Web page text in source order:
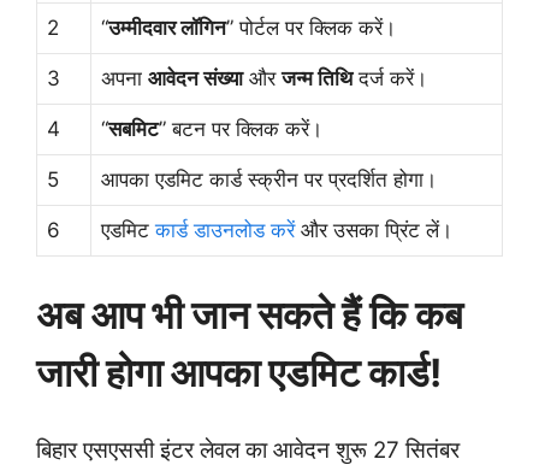
2 “उम्मीदवार लॉगिन” पोर्टल पर क्लिक करें।
3 अपना आवेदन संख्याऔरजन्म तिथिदर्ज करें।
4 “सबमिट” बटन पर क्लिक करें।
5 आपका एडमिट कार्ड स्क्रीन पर प्रदर्शित होगा।
6 एडमिटकार्ड डाउनलोड करेंऔर उसका प्रिंट लें।
अब आप भी जान सकते हैं कि कब
जारी होगा आपका एडमिट कार्ड!
बिहार एसएससी इंटर लेवल का आवेदन शुरू 27 सितंबर